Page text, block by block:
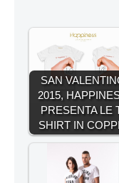
SAN
2015,
PRESENTA LE
SHIRT IN